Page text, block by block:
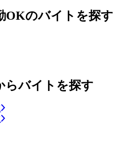
OKのバイトを探す
らバイトを探す